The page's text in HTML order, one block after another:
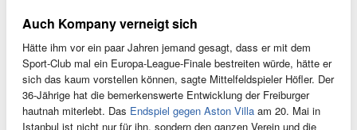
Auch Kompany verneigt sich
Hätte ihm vor ein paar Jahren jemand gesagt, dass er mit dem
Sport-Club mal ein Europa-League-Finale bestreiten würde, hätte er
sich das kaum vorstellen können, sagte Mittelfeldspieler Höfler. Der
36-Jährige hat die bemerkenswerte Entwicklung der Freiburger
hautnah miterlebt. Das Endspiel gegen Aston Villa am 20. Mai in
Istanbul ist nicht nur für ihn, sondern den ganzen Verein und die